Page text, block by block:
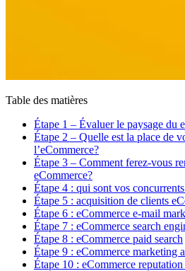
Table des matières
Étape 1 – Évaluer le paysage du
Étape 2 – Quelle est la place de
l’eCommerce?
Étape 3 – Comment ferez-vous
eCommerce?
Étape 4 : qui sont vos
Étape 5 : acquisition de clients
Étape 6 : eCommerce e-mail
Étape 7 : eCommerce search
Étape 8 : eCommerce paid search
Étape 9 : eCommerce marketing
Étape 10 : eCommerce